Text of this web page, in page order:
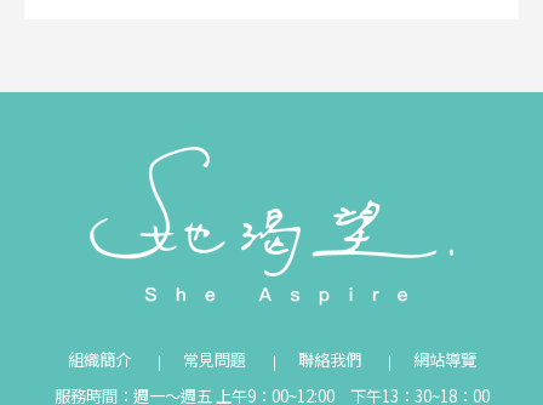
組織簡介 常見問題 聯絡我們
網站導覽
服務時間：週一～週五 上午9：00~12:00 下午13：30~18：00